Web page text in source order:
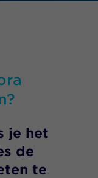
je het
de
te